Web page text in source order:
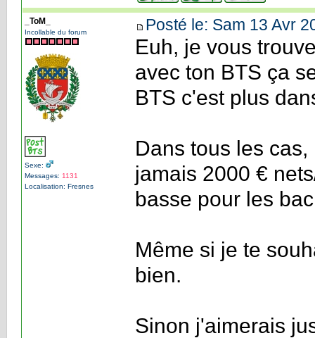
_ToM_
Incollable du forum
Sexe:
Messages: 1131
Localisation: Fresnes
Posté le: Sam 13 Avr
Euh, je vous
avec ton BTS ça
BTS c'est plus
Dans tous les
jamais 2000 €
basse pour les
Même si je te
bien.
Sinon j'aimerais